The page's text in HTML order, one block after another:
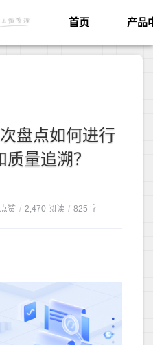
首页 产品
盘点如何进行
量追溯？
赞 / 2,470 阅读 / 825 字